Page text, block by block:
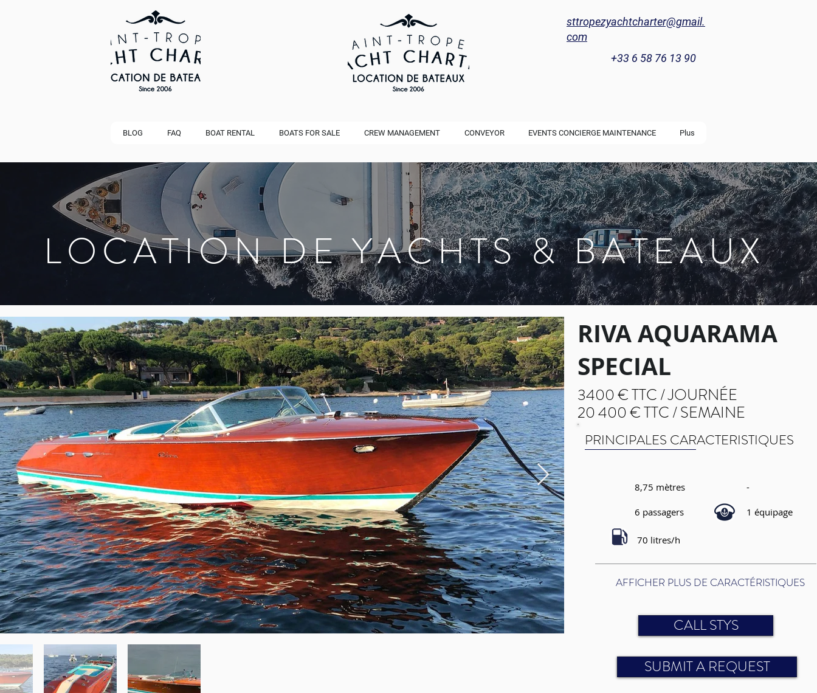
sttropezyachtcharter@gmail.
com
+33 6 58 76 13 90
BLOG FAQ BOAT RENTAL BOATS FOR SALE CREW MANAGEMENT CONVEYOR EVENTS CONCIERGE MAINTENANCE Plus
LOCATION DE YACHTS & BATEAUX
RIVA AQUARAMA
SPECIAL
3400 € TTC /JOURNÉE
20 400 € TTC / SEMAINE
PRINCIPALES CARACTERISTIQUES
8,75 mètres
6 passagers
70 litres/h
-
1 équipage
AFFICHER PLUS DE CARACTÉRISTIQUES
CALL STYS
SUBMIT A REQUEST